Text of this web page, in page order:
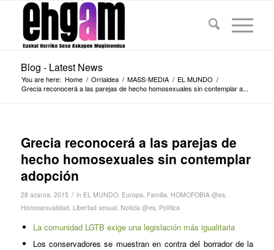
Blog - Latest News
You are here: Home / Orrialdea / MASS-MEDIA / EL MUNDO /
Grecia reconocerá a las parejas de hecho homosexuales sin contemplar a...
Grecia reconocerá a las parejas de
hecho homosexuales sin contemplar
adopción
28 azaroa, 2015 / in EL MUNDO, Europa, Familia, HOMOFOBIA @es,
Homosexualidad, Libertad sexual, Noticia @es, Política
La comunidad LGTB exige una legislación más igualitaria
Los conservadores se muestran en contra del borrador de la